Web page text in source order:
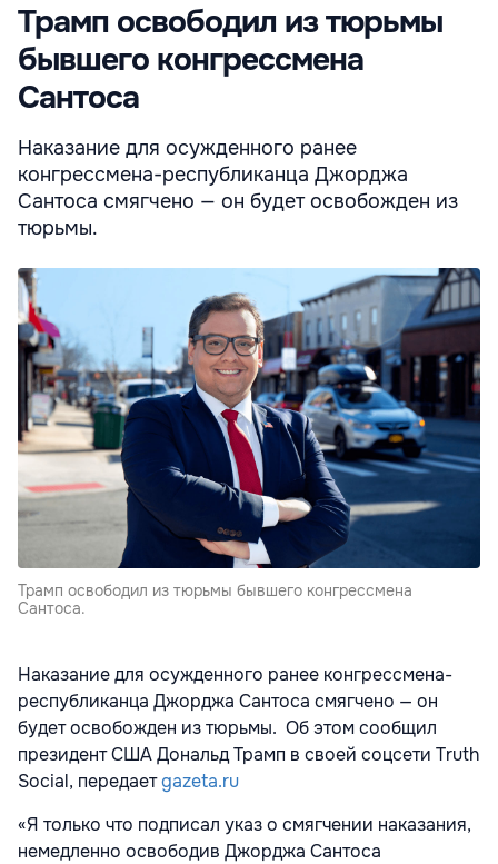
Трамп освободил из тюрьмы
бывшего конгрессмена
Сантоса
Наказание для осужденного ранее
конгрессмена-республиканца Джорджа
Сантоса смягчено — он будет освобожден из
тюрьмы.
Трамп освободил из тюрьмы бывшего конгрессмена
Сантоса.
Наказание для осужденного ранее конгрессмена-
республиканца Джорджа Сантоса смягчено — он
будет освобожден из тюрьмы. Об этом сообщил
президент США Дональд Трамп в своей соцсети Truth
Social, передаетgazeta.ru
«Я только что подписал указ о смягчении наказания,
немедленно освободив Джорджа Сантоса